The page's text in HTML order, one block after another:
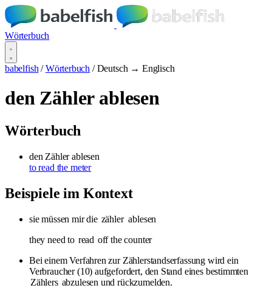
Wörterbuch
babelfish / Wörterbuch / Deutsch → Englisch
den Zähler ablesen
Wörterbuch
den Zähler ablesen
to read the meter
Beispiele im Kontext
sie müssen mir die zähler ablesen
they need to read off the counter
Bei einem Verfahren zur Zählerstandserfassung wird ein
Verbraucher (10) aufgefordert, den Stand eines bestimmten
Zählers abzulesen und rückzumelden.